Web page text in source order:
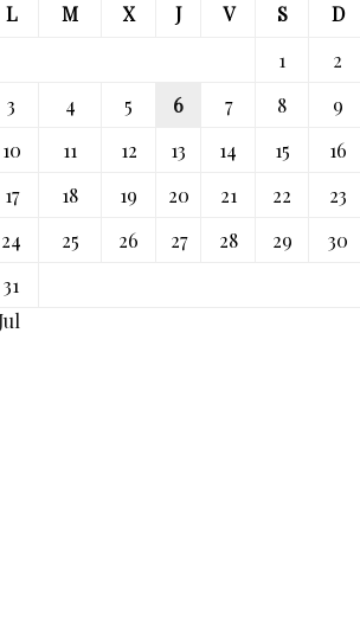
L
M X J V S
D
1
2
3
4 5 6 7 8
9
10
11 12 13 14 15
16
17
18 19 20 21 22
23
24
25 26 27 28 29
30
31